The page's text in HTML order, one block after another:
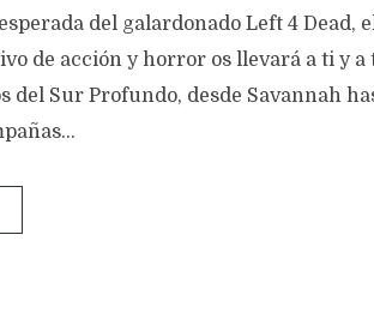
del galardonado Left 4 Dead,
de acción y horror os llevará a ti y a
del Sur Profundo, desde Savannah